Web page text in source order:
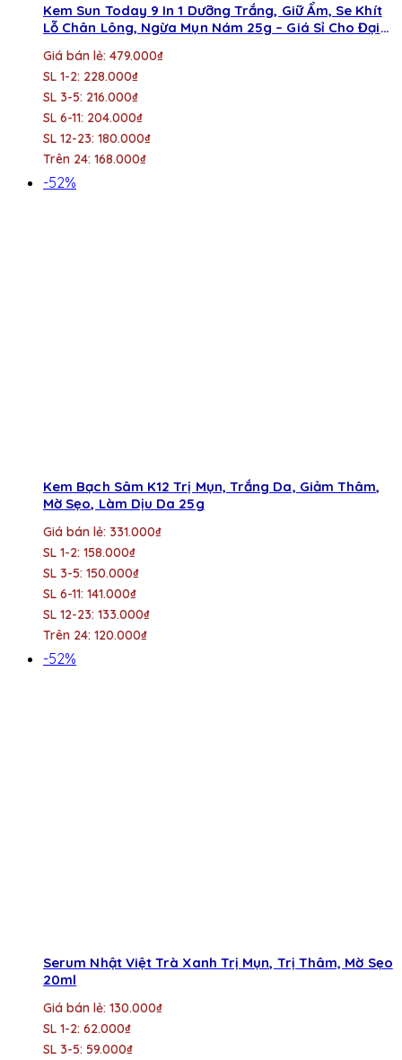
Kem Sun Today 9 In 1 Dưỡng Trắng, Giữ Ẩm, Se Khít
Lỗ Chân Lông, Ngừa Mụn Nám 25g – Giá Sỉ Cho Đại
Giá bán lẻ: 479.000₫
SL 1-2: 228.000₫
SL 3-5: 216.000₫
SL 6-11: 204.000₫
SL 12-23: 180.000₫
Trên 24: 168.000₫
-52%
Kem Bạch Sâm K12 Trị Mụn, Trắng Da, Giảm Thâm,
Mờ Sẹo, Làm Dịu Da 25g
Giá bán lẻ: 331.000₫
SL 1-2: 158.000₫
SL 3-5: 150.000₫
SL 6-11: 141.000₫
SL 12-23: 133.000₫
Trên 24: 120.000₫
-52%
Serum Nhật Việt Trà Xanh Trị Mụn, Trị Thâm, Mờ Sẹo
20ml
Giá bán lẻ: 130.000₫
SL 1-2: 62.000₫
SL 3-5: 59.000₫